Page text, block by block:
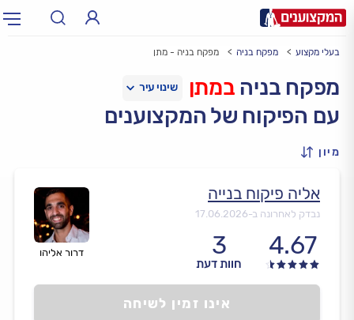
עירעיר: תל אביב, חיפה…
בעלי מקצוע מפקח בניה מפקח בניה - מתן
מפקח בניה במתן
עם הפיקוח של המקצוענים
מיון
דרור אליהו
אליה פיקוח בנייה
נבדק לאחרונה ב-17.06.2026
4.67
3
חוות דעת
אינו זמין לשיחה